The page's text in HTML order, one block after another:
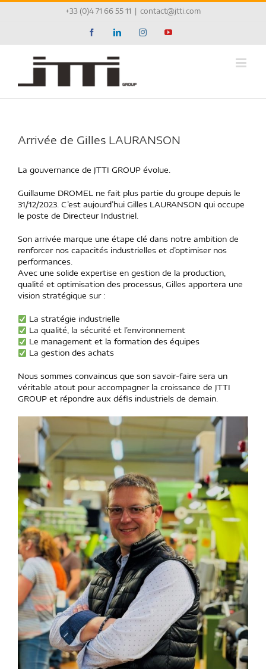
Passer
+33 (0)4 71 66 55 11 contact@jtti.com
FacebookLinkedInInstagramYouTube
Arrivée de Gilles LAURANSON
La gouvernance de JTTI GROUP évolue.
Guillaume DROMEL ne fait plus partie du groupe depuis le
31/12/2023. C’est aujourd’hui Gilles LAURANSON qui occupe
le poste de Directeur Industriel.
Son arrivée marque une étape clé dans notre ambition de
renforcer nos capacités industrielles et d’optimiser nos
performances.
Avec une solide expertise en gestion de la production,
qualité et optimisation des processus, Gilles apportera une
vision stratégique sur :
La stratégie industrielle
La qualité, la sécurité et l’environnement
Le management et la formation des équipes
La gestion des achats
Nous sommes convaincus que son savoir-faire sera un
véritable atout pour accompagner la croissance de JTTI
GROUP et répondre aux défis industriels de demain.